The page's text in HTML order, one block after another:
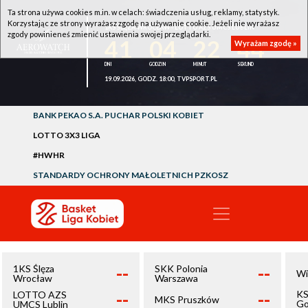
1KS ŚLĘZA WROCŁAW - LOTTO AZS UMCS LUBLIN
44
19.09.2026, GODZ. 18:00, TVPSPORT.PL
BANK PEKAO S.A. PUCHAR POLSKI KOBIET
LOTTO 3X3 LIGA
#HWHR
STANDARDY OCHRONY MAŁOLETNICH PZKOSZ
1KS Ślęza
Wrocław
--
LOTTO AZS
UMCS Lublin
--
SKK Polonia
Warszawa
--
MKS Pruszków --
Ta strona używa cookies m.in. w celach: świadczenia usług, reklamy, statystyk.
Korzystając ze strony wyrażasz zgodę na używanie cookie. Jeżeli nie wyrażasz
zgody powinieneś zmienić ustawienia swojej przeglądarki.
Wyrażam zgodę »